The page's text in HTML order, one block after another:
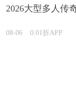
2026大型多人传
08-06 0.01折APP